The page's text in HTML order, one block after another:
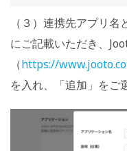
（３）連携先アプリ
にご記載いただき、
（https://
を入れ、「追加」をご